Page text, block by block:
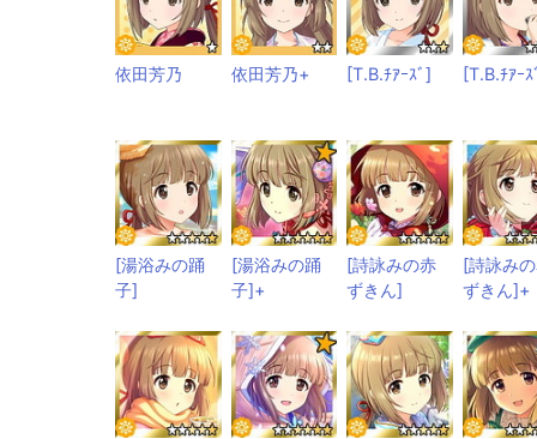
依田芳乃 依田芳乃+ [T.B.ﾁｱｰｽﾞ] [T.B.ﾁｱｰ
[湯浴みの踊
子]
[湯浴みの踊
子]+
[詩詠みの赤
ずきん]
[詩詠み
ずきん]+